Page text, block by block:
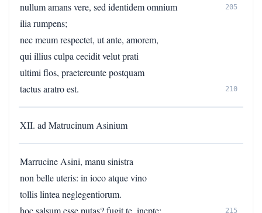
nullum amans vere, sed identidem omnium
205
ilia rumpens;
nec meum respectet, ut ante, amorem,
qui illius culpa cecidit velut prati
ultimi flos, praetereunte postquam
tactus aratro est.
210
XII. ad Matrucinum Asinium
Marrucine Asini, manu sinistra
non belle uteris: in ioco atque vino
tollis lintea neglegentiorum.
hoc salsum esse putas? fugit te, inepte:
215